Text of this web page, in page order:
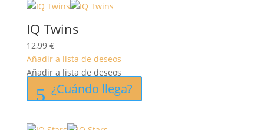
IQ Twins
12,99 €
Añadir a lista de deseos
Añadir a lista de deseos
¿Cuándo llega?